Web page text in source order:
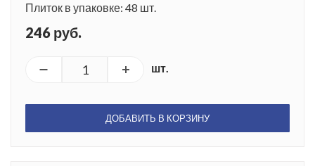
Плиток в упаковке: 48 шт.
246 руб.
шт.
ДОБАВИТЬ В КОРЗИНУ